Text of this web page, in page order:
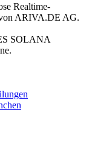
Realtime-
ARIVA.DE AG.
SOLANA
.